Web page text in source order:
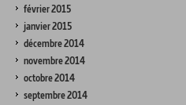
février 2015
janvier 2015
décembre 2014
novembre 2014
octobre 2014
septembre 2014